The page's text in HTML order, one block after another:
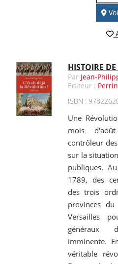
HISTOIRE
Par Jean-
Editeur : Perrin
ISBN :
Une
mois
contrôleur
sur la
publiques.
1789, des
des trois
provinces
Versailles
généraux
imminente.
véritable